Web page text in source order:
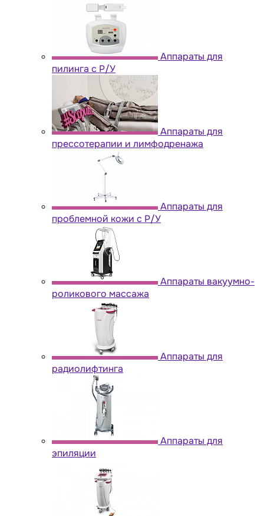
Аппараты для
пилинга с Р/У
Аппараты для
прессотерапии и лимфодренажа
Аппараты для
проблемной кожи с Р/У
Аппараты вакуумно-
роликового массажа
Аппараты для
радиолифтинга
Аппараты для
эпиляции